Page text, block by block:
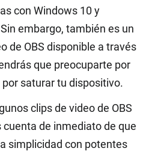
con Windows 10 y
embargo, también es un
de OBS disponible a través
que preocuparte por
saturar tu dispositivo.
clips de video de OBS
cuenta de inmediato de que
simplicidad con potentes